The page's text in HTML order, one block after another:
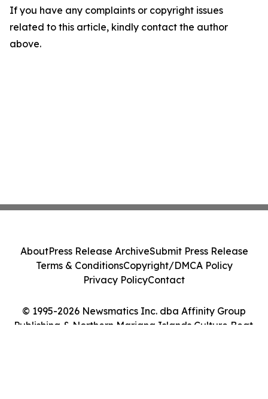
If you have any complaints or copyright issues
related to this article, kindly contact the author
above.
© 1995-2026 Newsmatics Inc. dba Affinity Group
Publishing & Northern Mariana Islands Culture Beat.
AboutPress Release ArchiveSubmit Press Release
Terms & ConditionsCopyright/DMCA Policy
Privacy PolicyContact